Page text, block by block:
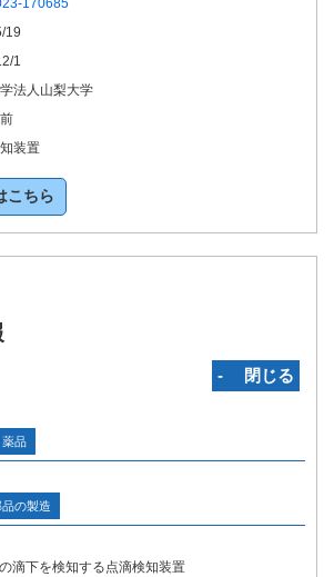
170685
19
1
法人山梨大学
装置
こちら
‐ 閉じる
薬品
の製造
滴下を検知する点滴検知装置